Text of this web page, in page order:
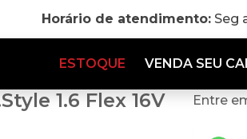
Horário de atendimento: Seg
ESTOQUE VENDA SEU
1.6 Flex 16V
Entre